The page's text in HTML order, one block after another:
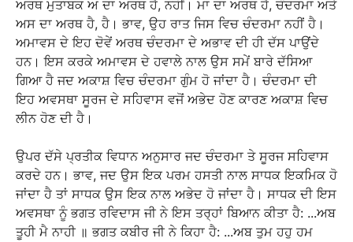
ਅਰਥ ਮੁਤਾਬਕ ਅ ਦਾ ਅਰਥ ਹੈ, ਨਹੀਂ। ਮਾ ਦਾ ਅਰਥ ਹੈ, ਚੰਦਰਮਾ ਅਤੇ
ਅਸ ਦਾ ਅਰਥ ਹੈ, ਹੈ। ਭਾਵ, ਉਹ ਰਾਤ ਜਿਸ ਵਿਚ ਚੰਦਰਮਾ ਨਹੀਂ ਹੈ।
ਅਮਾਵਸ ਦੇ ਇਹ ਦੋਵੇਂ ਅਰਥ ਚੰਦਰਮਾ ਦੇ ਅਭਾਵ ਦੀ ਹੀ ਦੱਸ ਪਾਉਂਦੇ
ਹਨ। ਇਸ ਕਰਕੇ ਅਮਾਵਸ ਦੇ ਹਵਾਲੇ ਨਾਲ ਉਸ ਸਮੇਂ ਬਾਰੇ ਦੱਸਿਆ
ਗਿਆ ਹੈ ਜਦ ਅਕਾਸ਼ ਵਿਚ ਚੰਦਰਮਾ ਗੁੰਮ ਹੋ ਜਾਂਦਾ ਹੈ। ਚੰਦਰਮਾ ਦੀ
ਇਹ ਅਵਸਥਾ ਸੂਰਜ ਦੇ ਸਹਿਵਾਸ ਵਜੋਂ ਅਭੇਦ ਹੋਣ ਕਾਰਣ ਅਕਾਸ਼ ਵਿਚ
ਲੀਨ ਹੋਣ ਦੀ ਹੈ।
ਉਪਰ ਦੱਸੇ ਪ੍ਰਤੀਕ ਵਿਧਾਨ ਅਨੁਸਾਰ ਜਦ ਚੰਦਰਮਾ ਤੇ ਸੂਰਜ ਸਹਿਵਾਸ
ਕਰਦੇ ਹਨ। ਭਾਵ, ਜਦ ਉਸ ਇਕ ਪਰਮ ਹਸਤੀ ਨਾਲ ਸਾਧਕ ਇਕਮਿਕ ਹੋ
ਜਾਂਦਾ ਹੈ ਤਾਂ ਸਾਧਕ ਉਸ ਇਕ ਨਾਲ ਅਭੇਦ ਹੋ ਜਾਂਦਾ ਹੈ। ਸਾਧਕ ਦੀ ਇਸ
ਅਵਸਥਾ ਨੂੰ ਭਗਤ ਰਵਿਦਾਸ ਜੀ ਨੇ ਇਸ ਤਰ੍ਹਾਂ ਬਿਆਨ ਕੀਤਾ ਹੈ: ...ਅਬ
ਤੂਹੀ ਮੈ ਨਾਹੀ ॥ ਭਗਤ ਕਬੀਰ ਜੀ ਨੇ ਕਿਹਾ ਹੈ: ...ਅਬ ਤੁਮ ਹਹੁ ਹਮ